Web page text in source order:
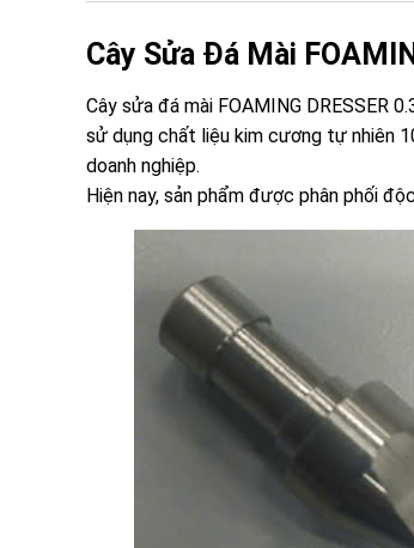
Cây Sửa Đá Mài
Cây sửa đá mài FOAMING DRESSER
sử dụng chất liệu kim cương tự nhiên
doanh nghiệp.
Hiện nay, sản phẩm được phân phối